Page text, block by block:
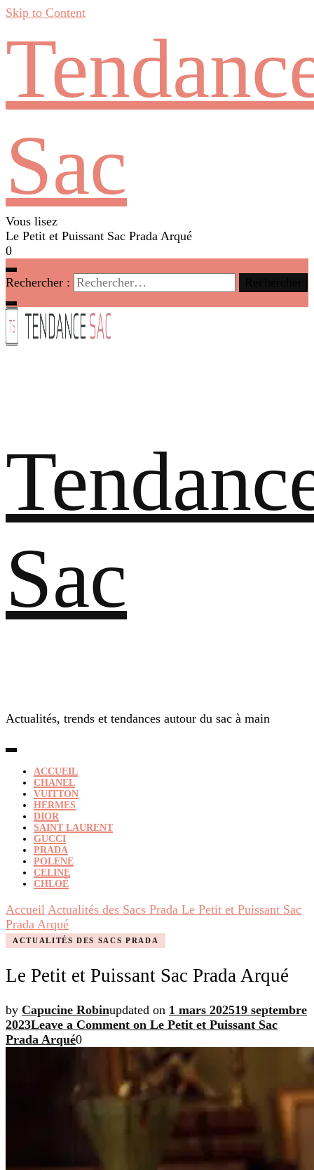
Skip to Content
Sac
Vous lisez
Le Petit et Puissant Sac Prada Arqué
0
Rechercher :
Sac
Actualités, trends et tendances autour du sac à main
ACCUEIL
CHANEL
VUITTON
HERMES
DIOR
SAINT LAURENT
GUCCI
PRADA
POLENE
CELINE
CHLOÉ
Accueil Actualités des Sacs Prada Le Petit et Puissant Sac
Prada Arqué
ACTUALITÉS DES SACS PRADA
Le Petit et Puissant Sac Prada Arqué
by Capucine Robinupdated on 1 mars 202519 septembre
2023Leave a Comment on Le Petit et Puissant Sac
Prada Arqué0